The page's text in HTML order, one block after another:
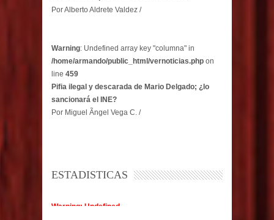
Por Alberto Aldrete Valdez /
Warning: Undefined array key "columna" in
/home/armando/public_html/vernoticias.php on
line 459
Pifia ilegal y descarada de Mario Delgado; ¿lo
sancionará el INE?
Por Miguel Ãngel Vega C. /
ESTADISTICAS